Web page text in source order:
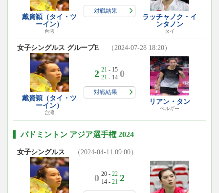
戴資穎（タイ・ツ
ーイン）
台湾
対戦結果
ラッチャノク・イ
ンタノン
タイ
女子シングルス グループE （2024-07-28 18:20）
戴資穎（タイ・ツ
ーイン）
台湾
2 21 - 15
21 - 14 0
対戦結果
リアン・タン
ベルギー
バドミントン アジア選手権 2024
女子シングルス （2024-04-11 09:00）
0 20 - 22
14 - 21 2